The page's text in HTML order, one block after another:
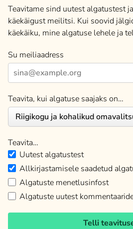
Teavitame sind uutest algatustest
käekäigust meilitsi. Kui soovid
käekäiku, mine algatuse lehele ja
Su meiliaadress
Teavita, kui algatuse saajaks on…
Teavita…
Uutest algatustest
Allkirjastamisele saadetud
Algatuste menetlusinfost
Algatuste uutest
Telli